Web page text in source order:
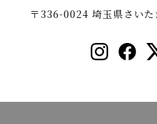
〒336-0024 埼玉県さい